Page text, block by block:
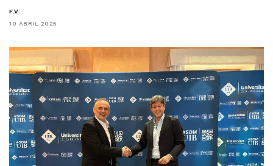
F.V.
10 ABRIL 2025